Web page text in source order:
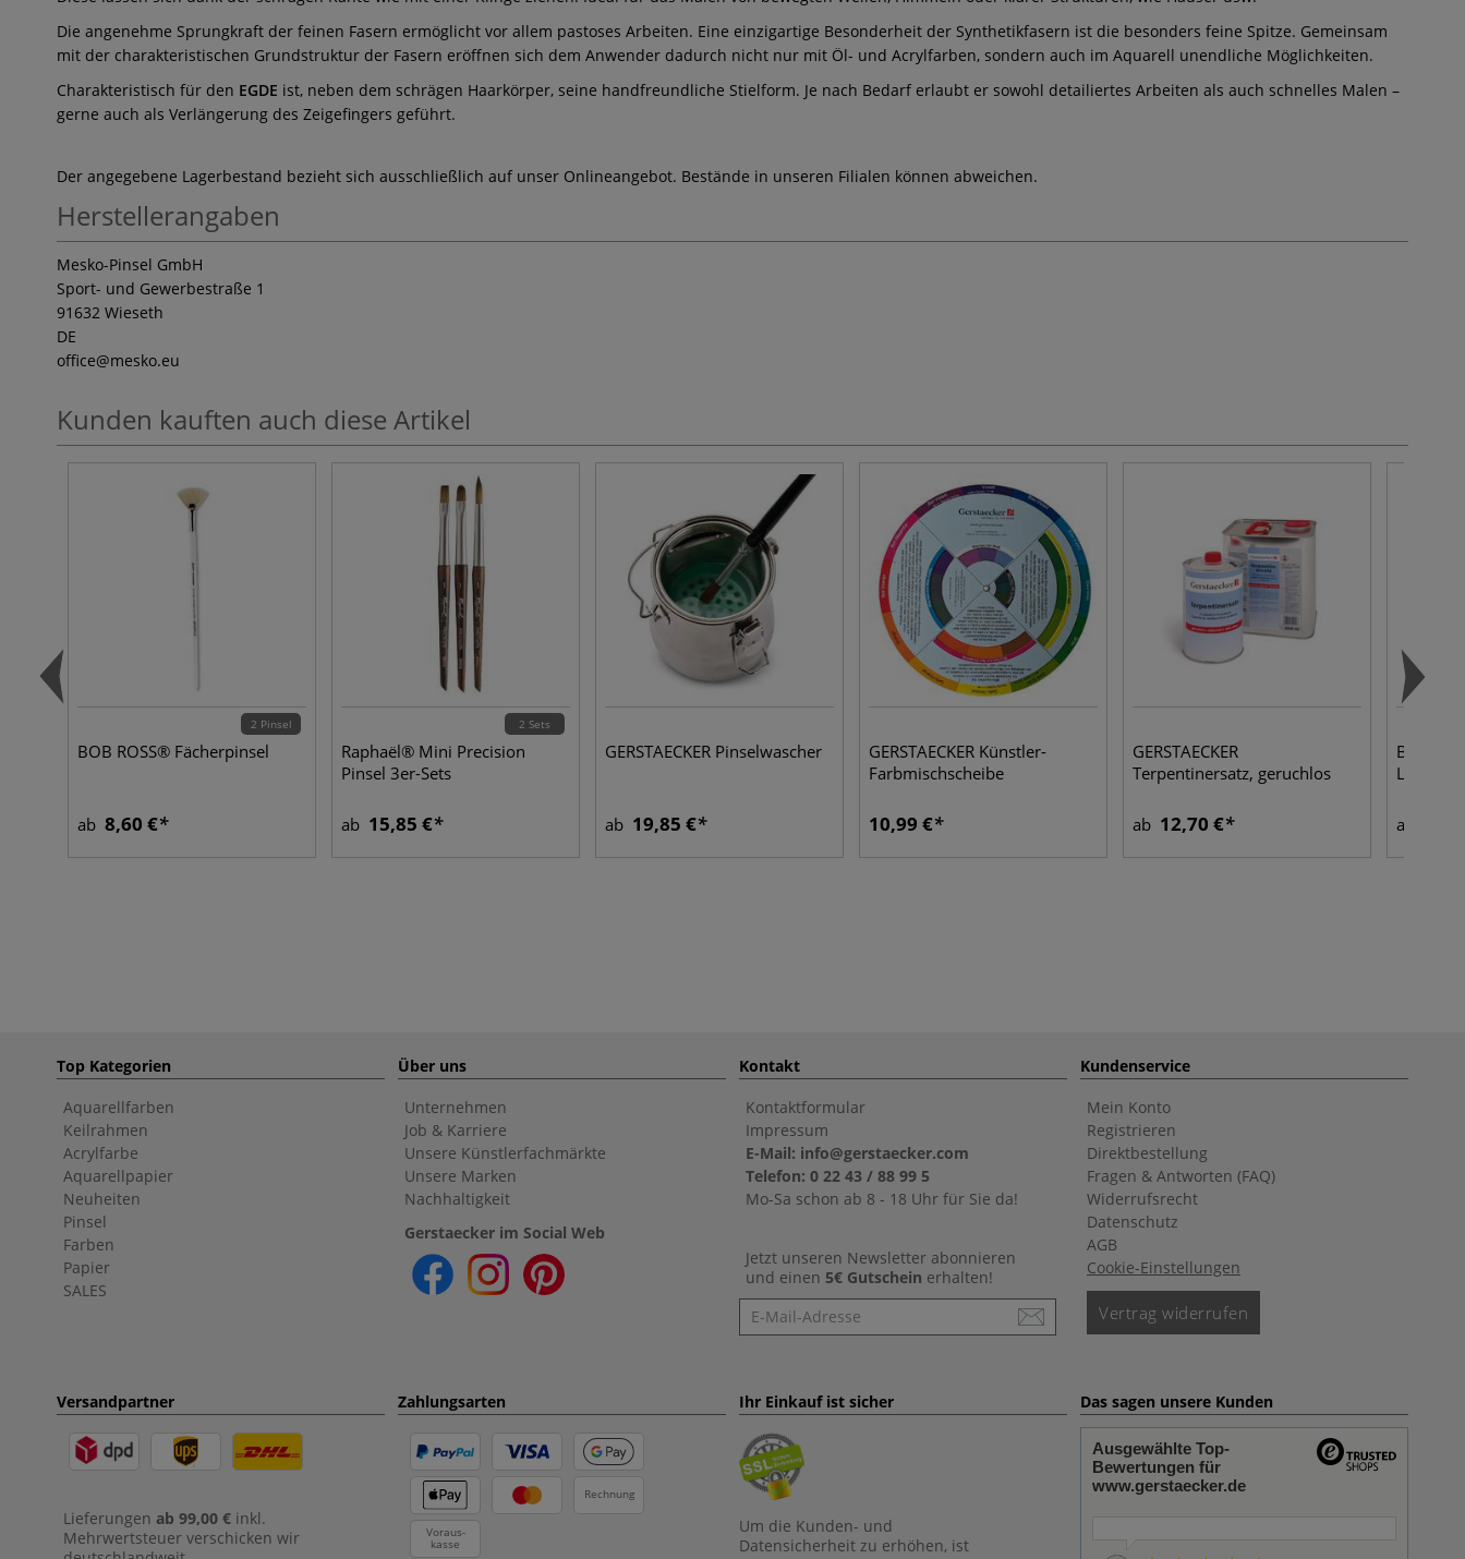
Die angenehme Sprungkraft der feinen Fasern ermöglicht vor allem pastoses Arbeiten. Eine einzigartige Besonderheit der Synthetikfasern ist die besonders feine Spitze. Gemeinsam
mit der charakteristischen Grundstruktur der Fasern eröffnen sich dem Anwender dadurch nicht nur mit Öl- und Acrylfarben, sondern auch im Aquarell unendliche Möglichkeiten.
Charakteristisch für den EGDE ist, neben dem schrägen Haarkörper, seine handfreundliche Stielform. Je nach Bedarf erlaubt er sowohl detailiertes Arbeiten als auch schnelles Malen –
gerne auch als Verlängerung des Zeigefingers geführt.
Der angegebene Lagerbestand bezieht sich ausschließlich auf unser Onlineangebot. Bestände in unseren Filialen können abweichen.
Herstellerangaben
Mesko-Pinsel GmbH
Sport- und Gewerbestraße 1
91632 Wieseth
DE
office@mesko.eu
Kunden kauften auch diese Artikel
2 Pinsel
BOB ROSS® Fächerpinsel
ab 8,60 €
2 Sets
Raphaël® Mini Precision
Pinsel 3er-Sets
ab 15,85 €
GERSTAECKER Pinselwascher
ab 19,85 €
GERSTAECKER Künstler-
Farbmischscheibe
10,99 €
GERSTAECKER
Terpentinersatz, geruchlos
ab 12,70 €
BOB
ab
Top Kategorien
Aquarellfarben
Keilrahmen
Acrylfarbe
Aquarellpapier
Neuheiten
Pinsel
Farben
Papier
SALES
Über uns
Unternehmen
Job & Karriere
Unsere Künstlerfachmärkte
Unsere Marken
Nachhaltigkeit
Gerstaecker im Social Web
Kontakt
Kontaktformular
Impressum
E-Mail: info@gerstaecker.com
Telefon: 0 22 43 / 88 99 5
Mo-Sa schon ab 8 - 18 Uhr für Sie da!
Jetzt unseren Newsletter abonnieren
und einen 5€ Gutschein erhalten!
Newsletter
Kundenservice
Mein Konto
Registrieren
Direktbestellung
Fragen & Antworten (FAQ)
Widerrufsrecht
Datenschutz
AGB
Cookie-Einstellungen
Vertrag widerrufen
Versandpartner
Lieferungen ab 99,00 € inkl.
Mehrwertsteuer verschicken wir
Zahlungsarten
Rechnung
Voraus-
kasse
Ihr Einkauf ist sicher
Um die Kunden- und
Datensicherheit zu erhöhen, ist
Das sagen unsere Kunden
Ausgewählte Top-
Bewertungen für
www.gerstaecker.de